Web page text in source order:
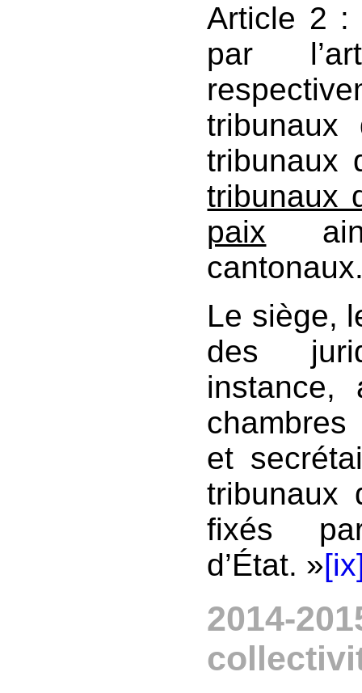
Article 2 :
par
tribunaux
tribunaux
tribunaux
paix
Le siège,
des
et
tribunaux
fixés
d’État. »
2014-